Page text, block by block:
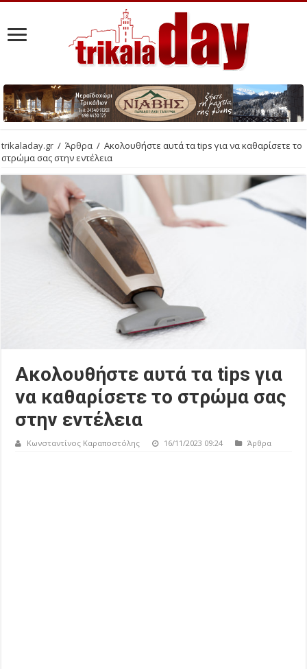
trikaladay.gr / Άρθρα / Ακολουθήστε αυτά τα tips για να καθαρίσετε το
στρώμα σας στην εντέλεια
Ακολουθήστε αυτά τα tips για
να καθαρίσετε το στρώμα σας
στην εντέλεια
Κωνσταντίνος Καραποστόλης 16/11/2023 09:24 Άρθρα